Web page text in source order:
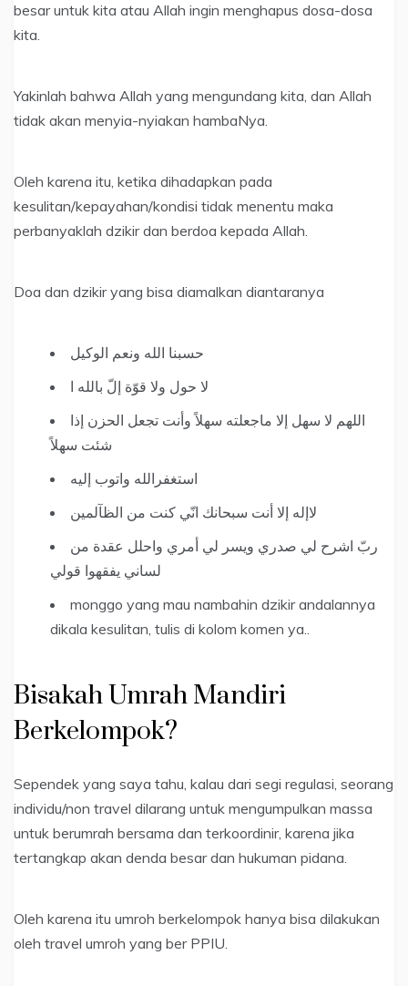
besar untuk kita atau Allah ingin menghapus dosa-dosa
kita.
Yakinlah bahwa Allah yang mengundang kita, dan Allah
tidak akan menyia-nyiakan hambaNya.
Oleh karena itu, ketika dihadapkan pada
kesulitan/kepayahan/kondisi tidak menentu maka
perbanyaklah dzikir dan berdoa kepada Allah.
Doa dan dzikir yang bisa diamalkan diantaranya
حسبنا الله ونعم الوكيل
لا حول ولا قوّة إلّ بالله ا
اللهم لا سهل إلا ماجعلته سهلاً وأنت تجعل الحزن إذا
شئت سهلاً
استغفرالله واتوب إليه
لاإله إلا أنت سبحانك انّي كنت من الظآلمين
ربّ اشرح لي صدري ويسر لي أمري واحلل عقدة من
لساني يفقهوا قولي
monggo yang mau nambahin dzikir andalannya
dikala kesulitan, tulis di kolom komen ya..
Bisakah Umrah Mandiri
Berkelompok?
Sependek yang saya tahu, kalau dari segi regulasi, seorang
individu/non travel dilarang untuk mengumpulkan massa
untuk berumrah bersama dan terkoordinir, karena jika
tertangkap akan denda besar dan hukuman pidana.
Oleh karena itu umroh berkelompok hanya bisa dilakukan
oleh travel umroh yang ber PPIU.